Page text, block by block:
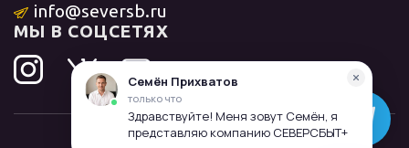
info@seversb.ru
МЫ В СОЦСЕТЯХ